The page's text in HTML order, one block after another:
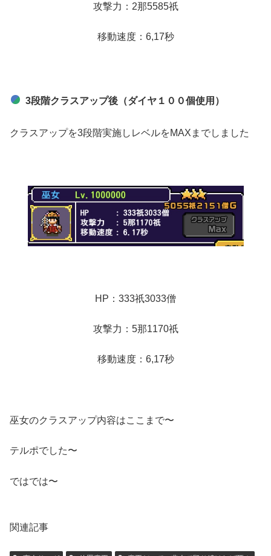
攻撃力：2那5585祇
移動速度：6,17秒
3段階クラスアップ後（ダイヤ１００個使用）
クラスアップを3段階実施しレベルをMAXまでしました
HP：333祇3033僧
攻撃力：5那1170祇
移動速度：6,17秒
巫女のクラスアップ内容はここまで〜
テルポでした〜
ではでは〜
関連記事